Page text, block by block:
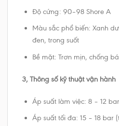
Độ cứng: 90–98 Shore A
Màu sắc phổ biến: Xanh
đen, trong suốt
Bề mặt: Trơn mịn, chống
3, Thông số kỹ thuật vận hành
Áp suất làm việc: 8 – 12 bar
Áp suất tối đa: 15 – 18 bar